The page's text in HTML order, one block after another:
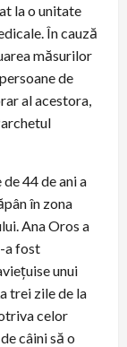
la o unitate
În cauză
măsurilor
de
al acestora,
44 de ani a
în zona
Ana Oros a
a fost
unui
trei zile de la
celor
câini să o